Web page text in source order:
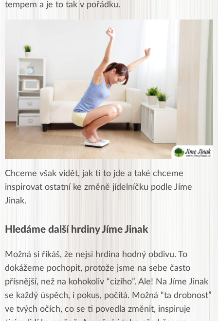
tempem a je to tak v pořádku.
Chceme však vidět, jak ti to jde a také chceme
inspirovat ostatní ke změně jídelníčku podle Jíme
Jinak.
Hledáme další hrdiny Jíme Jinak
Možná si říkáš, že nejsi hrdina hodný obdivu. To
dokážeme pochopit, protože jsme na sebe často
přísnější, než na kohokoliv “cizího”. Ale! Na Jíme Jinak
se každý úspěch, i pokus, počítá. Možná “ta drobnost”
ve tvých očích, co se ti povedla změnit, inspiruje